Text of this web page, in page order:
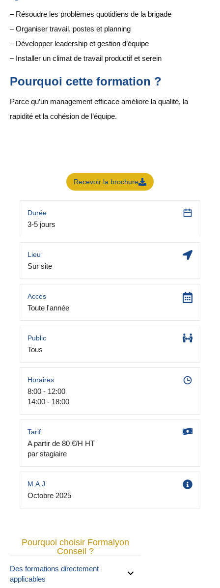
– Résoudre les problèmes quotidiens de la brigade
– Organiser travail, postes et planning
– Développer leadership et gestion d’équipe
– Installer un climat de travail productif et serein
Pourquoi cette formation ?
Parce qu’un management efficace améliore la qualité, la
rapidité et la cohésion de l’équipe.
Recevoir la brochure
Durée
3-5 jours
Lieu
Sur site
Accès
Toute l'année
Public
Tous
Horaires
8:00 - 12:00
14:00 - 18:00
Tarif
A partir de 80 €/H HT
par stagiaire
M.A.J
Octobre 2025
Pourquoi choisir Formalyon
Conseil ?
Des formations directement
applicables